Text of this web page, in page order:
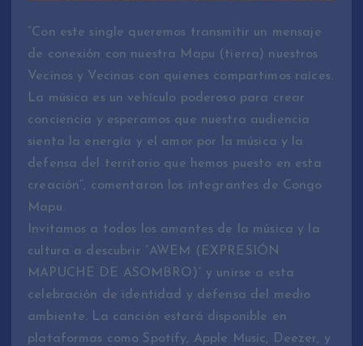
“Con este single queremos transmitir un mensaje
de conexión con nuestra Mapu (tierra) nuestros
Vecinos y Vecinas con quienes compartimos raíces.
La música es un vehículo poderoso para crear
conciencia y esperamos que nuestra audiencia
sienta la energía y el amor por la música y la
defensa del territorio que hemos puesto en esta
creación”, comentaron los integrantes de Congo
Mapu.
Invitamos a todos los amantes de la música y la
cultura a descubrir “AWEM (EXPRESIÓN
MAPUCHE DE ASOMBRO)” y unirse a esta
celebración de identidad y defensa del medio
ambiente. La canción estará disponible en
plataformas como Spotify, Apple Music, Deezer, y